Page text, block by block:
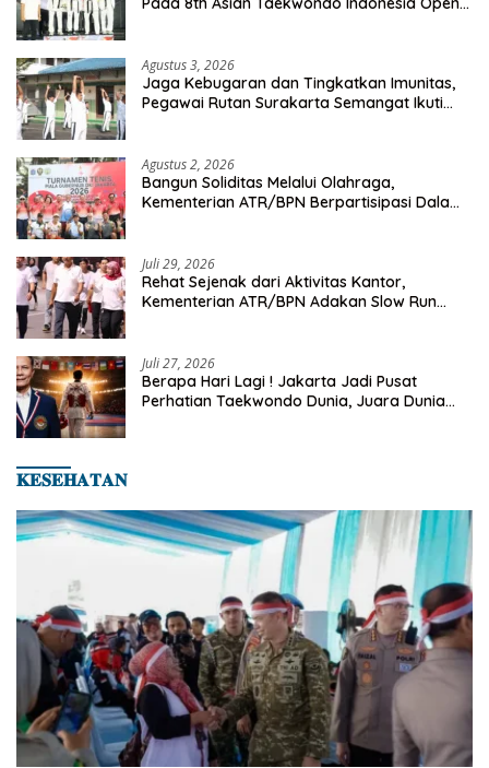
Agustus 3, 2026
Jaga Kebugaran dan Tingkatkan Imunitas,
Pegawai Rutan Surakarta Semangat Ikuti
Agustus 2, 2026
Bangun Soliditas Melalui Olahraga,
Kementerian ATR/BPN Berpartisipasi Dalam
Juli 29, 2026
Rehat Sejenak dari Aktivitas Kantor,
Kementerian ATR/BPN Adakan Slow Run
Juli 27, 2026
Berapa Hari Lagi ! Jakarta Jadi Pusat
Perhatian Taekwondo Dunia, Juara Dunia
𝐊𝐄𝐒𝐄𝐇𝐀𝐓𝐀𝐍